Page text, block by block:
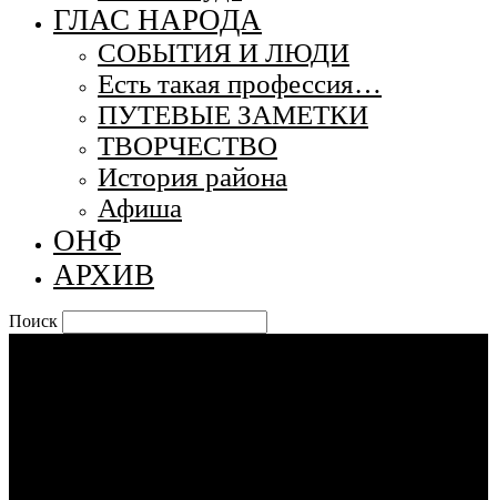
ГЛАС НАРОДА
СОБЫТИЯ И ЛЮДИ
Есть такая профессия…
ПУТЕВЫЕ ЗАМЕТКИ
ТВОРЧЕСТВО
История района
Афиша
ОНФ
АРХИВ
Поиск